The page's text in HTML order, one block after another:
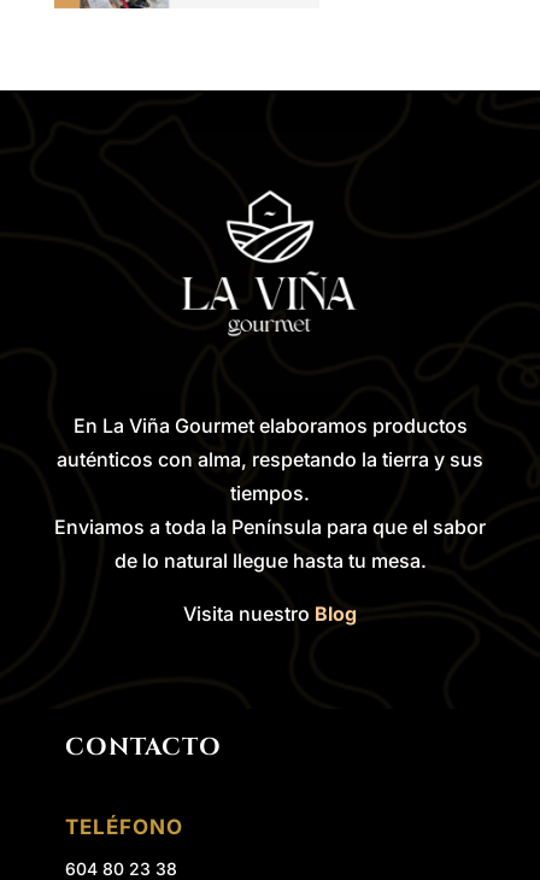
En La Viña Gourmet elaboramos productos
auténticos con alma, respetando la tierra y sus
tiempos.
Enviamos a toda la Península para que el sabor
de lo natural llegue hasta tu mesa.
Visita nuestro Blog
CONTACTO
TELÉFONO
604 80 23 38